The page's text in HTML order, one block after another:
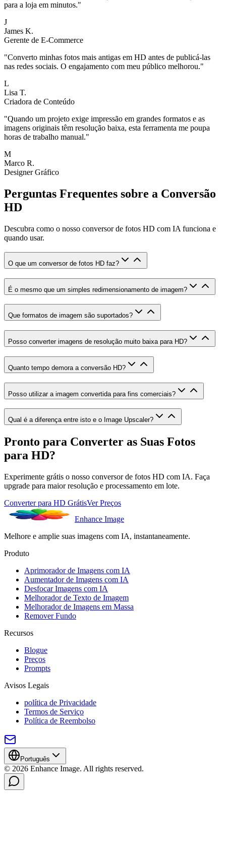
para a loja em minutos."
J
James K.
Gerente de E-Commerce
"Converto minhas fotos mais antigas em HD antes de publicá-las
nas redes sociais. O engajamento com meu público melhorou."
L
Lisa T.
Criadora de Conteúdo
"Quando um projeto exige impressão em grandes formatos e as
imagens originais têm resolução baixa, esta ferramenta me poupa
horas de trabalho manual."
M
Marco R.
Designer Gráfico
Perguntas Frequentes sobre a Conversão
HD
Descubra como o nosso conversor de fotos HD com IA funciona e
quando usar.
O que um conversor de fotos HD faz?
É o mesmo que um simples redimensionamento de imagem?
Que formatos de imagem são suportados?
Posso converter imagens de resolução muito baixa para HD?
Quanto tempo demora a conversão HD?
Posso utilizar a imagem convertida para fins comerciais?
Qual é a diferença entre isto e o Image Upscaler?
Pronto para Converter as Suas Fotos
para HD?
Experimente grátis o nosso conversor de fotos HD com IA. Faça
upgrade para maior resolução e processamento em lote.
Converter para HD GrátisVer Preços
Enhance Image
Melhore e amplie suas imagens com IA, instantaneamente.
Produto
Aprimorador de Imagens com IA
Aumentador de Imagens com IA
Desfocar Imagens com IA
Melhorador de Texto de Imagem
Melhorador de Imagens em Massa
Remover Fundo
Recursos
Blogue
Preços
Prompts
Avisos Legais
política de Privacidade
Termos de Serviço
Política de Reembolso
Português
© 2026 Enhance Image. All rights reserved.